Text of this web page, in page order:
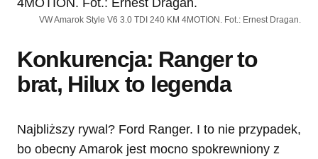
VW Amarok Style V6 3.0 TDI 240 KM 4MOTION. Fot.: Ernest Dragan.
Konkurencja: Ranger to
brat, Hilux to legenda
Najbliższy rywal? Ford Ranger. I to nie przypadek,
bo obecny Amarok jest mocno spokrewniony z